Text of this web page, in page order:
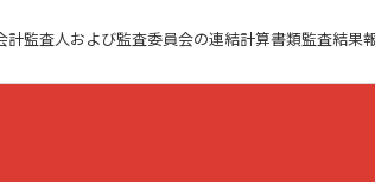
監査人および監査委員会の連結計算書類監査結果